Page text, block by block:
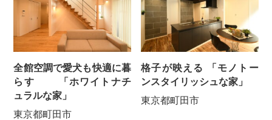
全館空調で愛犬も快適に暮
らす 「ホワイトナチ
ュラルな家」
東京都町田市
格子が映える 「モノトー
ンスタイリッシュな家」
東京都町田市